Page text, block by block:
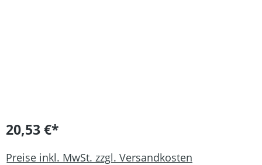
20,53 €*
Preise inkl. MwSt. zzgl. Versandkosten